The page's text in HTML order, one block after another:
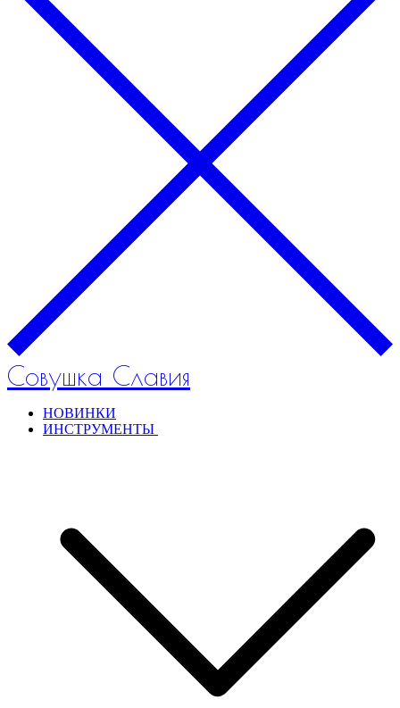
Совушка Славия
НОВИНКИ
ИНСТРУМЕНТЫ